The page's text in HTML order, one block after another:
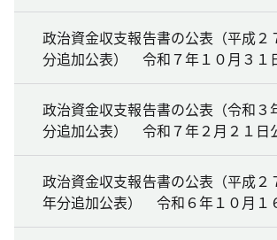
政治資金収支報告書の公表（平成２
分追加公表） 令和７年１０月３１
政治資金収支報告書の公表（令和３
分追加公表） 令和７年２月２１日
政治資金収支報告書の公表（平成２
年分追加公表） 令和６年１０月１